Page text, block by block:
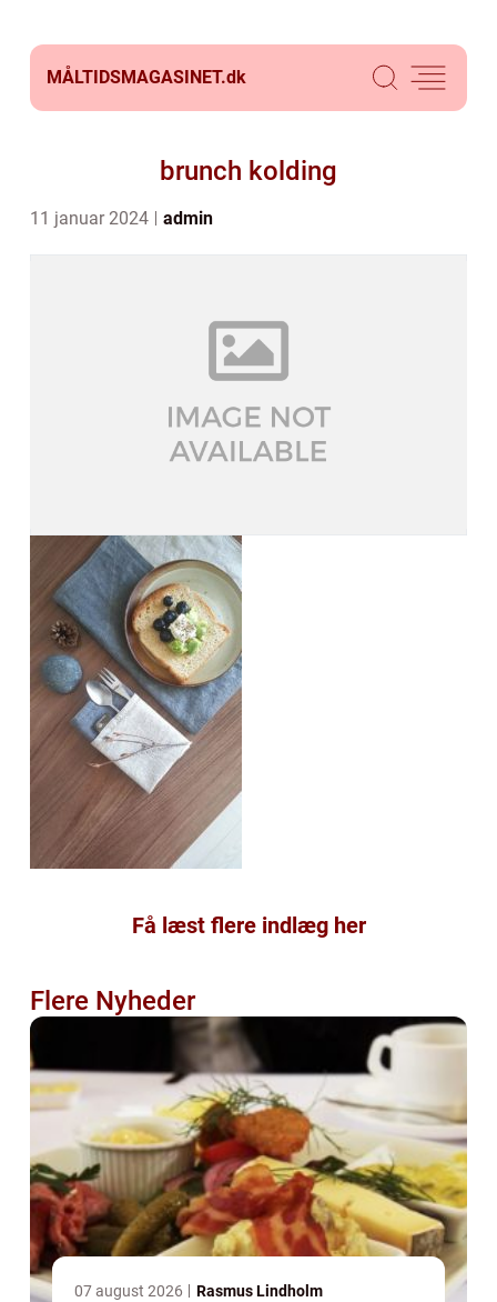
MÅLTIDSMAGASINET.dk
brunch kolding
11 januar 2024 admin
Få læst flere indlæg her
Flere Nyheder
07 august 2026 Rasmus Lindholm